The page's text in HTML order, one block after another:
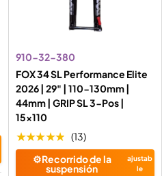
910-32-380
FOX 34 SL Performance Elite
2026 | 29" | 110-130mm |
44mm | GRIP SL 3-Pos |
15x110
★★★★★ (13)
⚙️Recorrido de la
suspensión
ajustab
le